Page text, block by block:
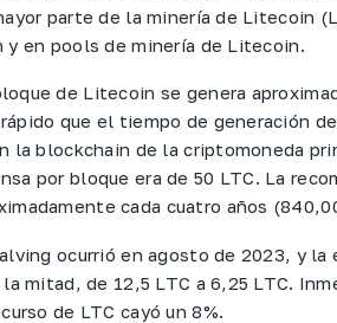
parte de la minería de Litecoin
y en pools de minería de Litecoin.
de Litecoin se genera
que el tiempo de generación
la blockchain de la criptomoneda
por bloque era de 50 LTC. La
cada cuatro años
ocurrió en agosto de 2023, y la
la mitad, de 12,5 LTC a 6,25 LTC.
de LTC cayó un 8%.